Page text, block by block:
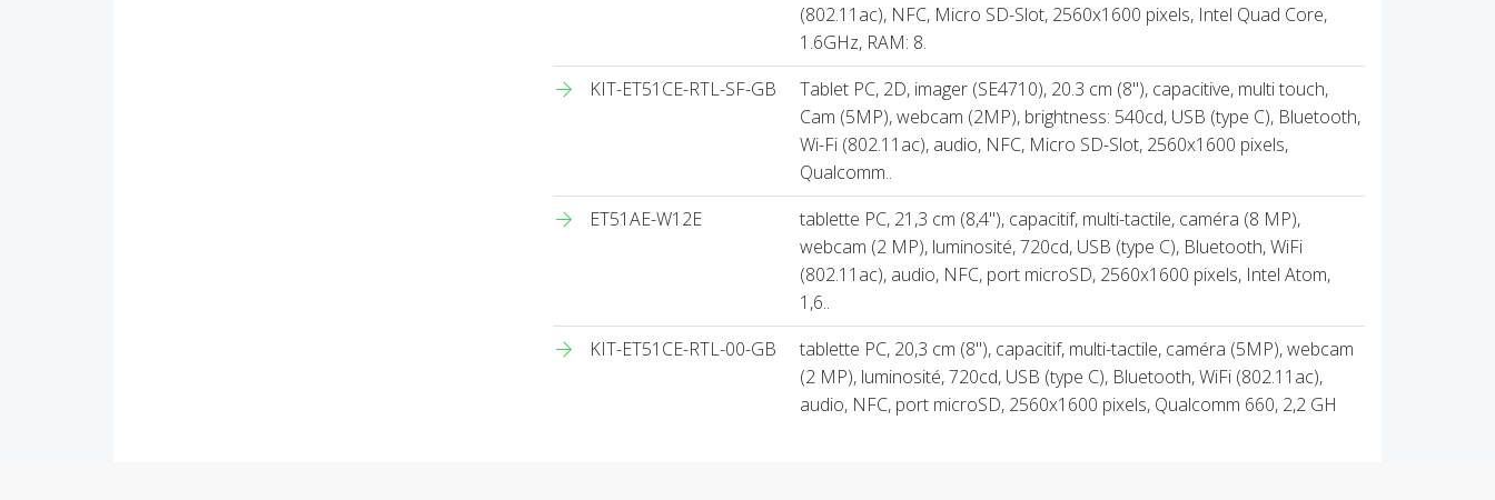
(802.11ac), NFC, Micro SD-Slot, 2560x1600 pixels, Intel Quad Core,
1.6GHz, RAM: 8.
KIT-ET51CE-RTL-SF-GB
Tablet PC, 2D, imager (SE4710), 20.3 cm (8''), capacitive, multi touch,
Cam (5MP), webcam (2MP), brightness: 540cd, USB (type C), Bluetooth,
Wi-Fi (802.11ac), audio, NFC, Micro SD-Slot, 2560x1600 pixels,
Qualcomm..
ET51AE-W12E
tablette PC, 21,3 cm (8,4''), capacitif, multi-tactile, caméra (8 MP),
webcam (2 MP), luminosité, 720cd, USB (type C), Bluetooth, WiFi
(802.11ac), audio, NFC, port microSD, 2560x1600 pixels, Intel Atom,
1,6..
KIT-ET51CE-RTL-00-GB
tablette PC, 20,3 cm (8''), capacitif, multi-tactile, caméra (5MP), webcam
(2 MP), luminosité, 720cd, USB (type C), Bluetooth, WiFi (802.11ac),
audio, NFC, port microSD, 2560x1600 pixels, Qualcomm 660, 2,2 GH